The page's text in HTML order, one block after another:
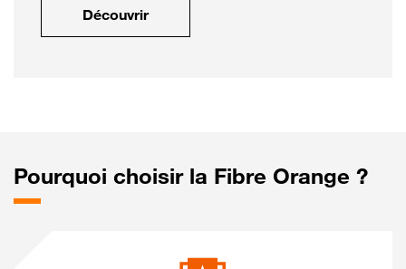
Découvrir
Pourquoi choisir la Fibre Orange ?